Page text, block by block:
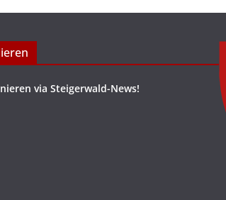
via Steigerwald-News!